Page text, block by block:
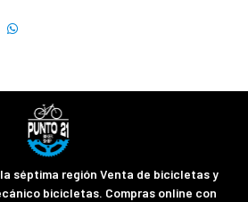
séptima región Venta de bicicletas y
bicicletas. Compras online con